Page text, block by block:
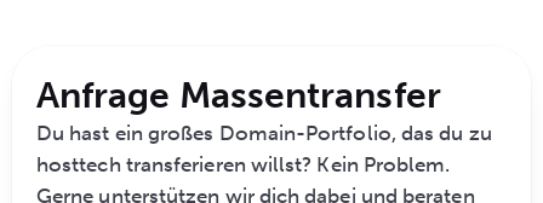
Anfrage Massentransfer
Du hast ein großes Domain-Portfolio, das du zu
hosttech transferieren willst? Kein Problem.
Gerne unterstützen wir dich dabei und beraten